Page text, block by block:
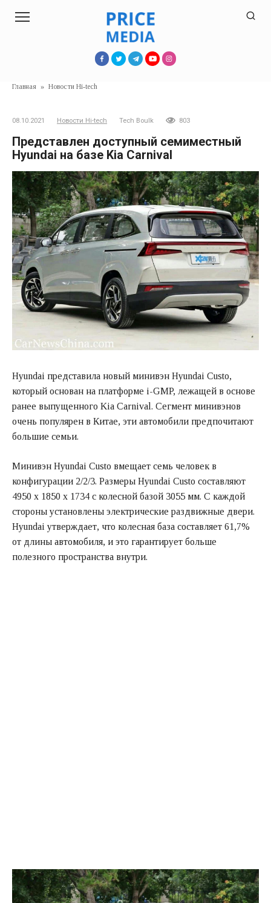
Главная » Новости Hi-tech
08.10.2021 Новости Hi-tech Tech Boulk 803
Представлен доступный семиместный
Hyundai на базе Kia Carnival
Hyundai представила новый минивэн Hyundai Custo,
который основан на платформе i-GMP, лежащей в основе
ранее выпущенного Kia Carnival. Сегмент минивэнов
очень популярен в Китае, эти автомобили предпочитают
большие семьи.
Минивэн Hyundai Custo вмещает семь человек в
конфигурации 2/2/3. Размеры Hyundai Custo составляют
4950 x 1850 x 1734 с колесной базой 3055 мм. С каждой
стороны установлены электрические раздвижные двери.
Hyundai утверждает, что колесная база составляет 61,7%
от длины автомобиля, и это гарантирует больше
полезного пространства внутри.